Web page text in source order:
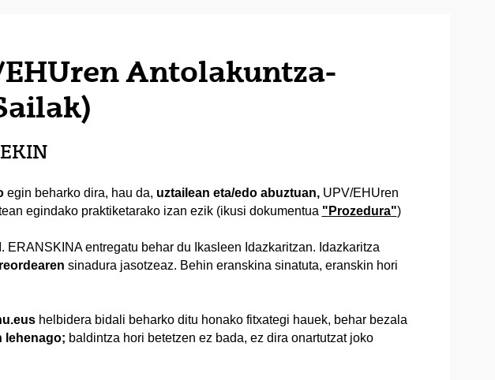
Antolakuntza-
egin beharko dira, hau da, uztailean eta/edo abuztuan,UPV/EHUren
egindako praktiketarako izan ezik (ikusi dokumentua " Prozedura")
ERANSKINA entregatu behar du Ikasleen Idazkaritzan. Idazkaritza
sinadura jasotzeaz. Behin eranskina sinatuta, eranskin hori
helbidera bidali beharko ditu honako fitxategi hauek, behar bezala
lehenago; baldintza hori betetzen ez bada, ez dira onartutzat joko